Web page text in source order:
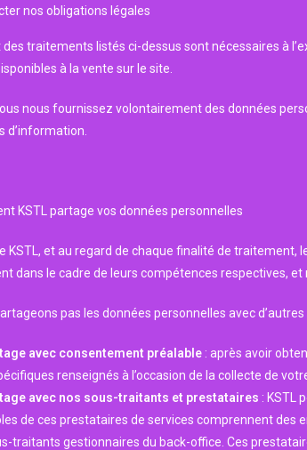
nos obligations légales
des traitements listés ci-dessus sont nécessaires à
à la vente sur le site.
nous fournissez volontairement des données
d’information.
KSTL partage vos données personnelles
KSTL, et au regard de chaque finalité de
dans le cadre de leurs compétences respectives,
pas les données personnelles avec
avec consentement préalable : après avoir
renseignés à l’occasion de la collecte de
avec nos sous-traitants et prestataires : KSTL
de ces prestataires de services comprennent des
traitants gestionnaires du back-office. Ces